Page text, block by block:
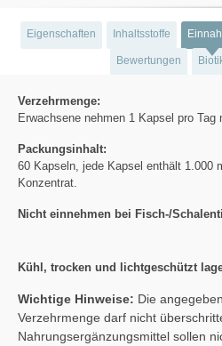
Eigenschaften Inhaltsstoffe
Bewertungen
Verzehrmenge:
Erwachsene nehmen 1 Kapsel pro
Packungsinhalt:
60 Kapseln, jede Kapsel enthält 1.000
Konzentrat.
Nicht einnehmen bei Fisch-/
Kühl, trocken und lichtgeschützt
Wichtige Hinweise: Die
Verzehrmenge darf nicht
Nahrungsergänzungsmittel sollen